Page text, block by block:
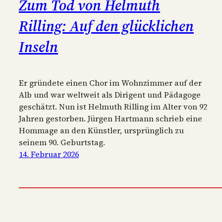
Zum Tod von Helmuth
Rilling: Auf den glücklichen
Inseln
Er gründete einen Chor im Wohnzimmer auf der
Alb und war weltweit als Dirigent und Pädagoge
geschätzt. Nun ist Helmuth Rilling im Alter von 92
Jahren gestorben. Jürgen Hartmann schrieb eine
Hommage an den Künstler, ursprünglich zu
seinem 90. Geburtstag.
14. Februar 2026